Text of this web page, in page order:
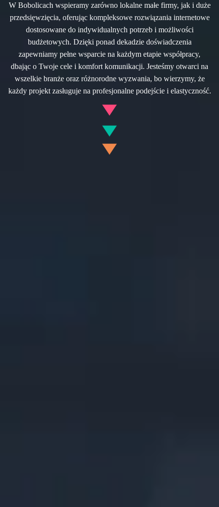
W Bobolicach wspieramy zarówno lokalne małe firmy, jak i duże
przedsięwzięcia, oferując kompleksowe rozwiązania internetowe
dostosowane do indywidualnych potrzeb i możliwości
budżetowych. Dzięki ponad dekadzie doświadczenia
zapewniamy pełne wsparcie na każdym etapie współpracy,
dbając o Twoje cele i komfort komunikacji. Jesteśmy otwarci na
wszelkie branże oraz różnorodne wyzwania, bo wierzymy, że
każdy projekt zasługuje na profesjonalne podejście i elastyczność.